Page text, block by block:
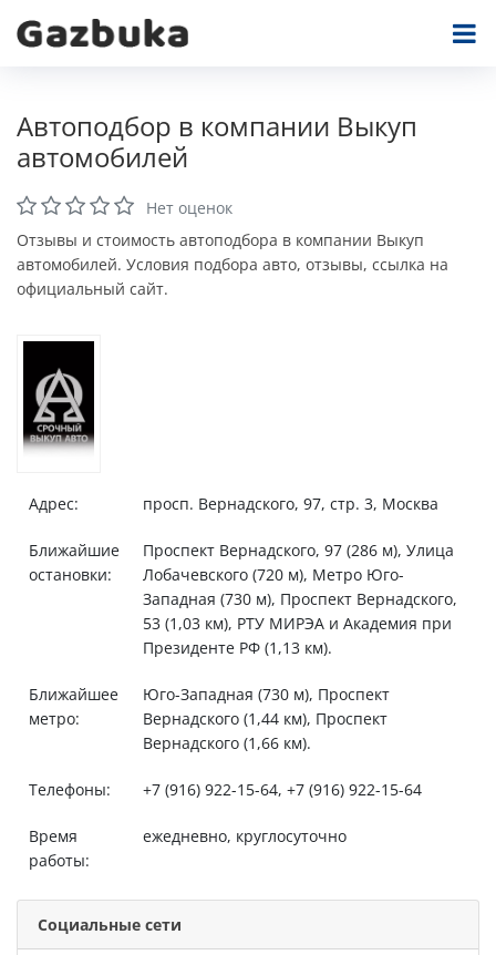
Автоподбор в компании Выкуп
автомобилей
Нет оценок
Отзывы и стоимость автоподбора в компании Выкуп
автомобилей. Условия подбора авто, отзывы, ссылка на
официальный сайт.
Адрес: просп. Вернадского, 97, стр. 3, Москва
Ближайшие
остановки:
Проспект Вернадского, 97 (286 м), Улица
Лобачевского (720 м), Метро Юго-
Западная (730 м), Проспект Вернадского,
53 (1,03 км), РТУ МИРЭА и Академия при
Президенте РФ (1,13 км).
Ближайшее
метро:
Юго-Западная (730 м), Проспект
Вернадского (1,44 км), Проспект
Вернадского (1,66 км).
Телефоны: +7 (916) 922-15-64, +7 (916) 922-15-64
Время
работы:
ежедневно, круглосуточно
Социальные сети